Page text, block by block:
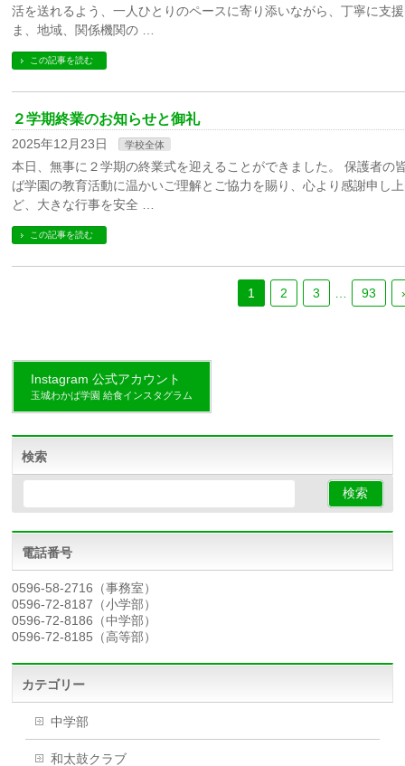
活を送れるよう、一人ひとりのペースに寄り添いながら、丁寧に支
ま、地域、関係機関の …
この記事を読む
２学期終業のお知らせと御礼
2025年12月23日 学校全体
本日、無事に２学期の終業式を迎えることができました。 保護者の
ば学園の教育活動に温かいご理解とご協力を賜り、心より感謝申し
ど、大きな行事を安全 …
この記事を読む
1 2 3 93
Instagram 公式アカウント
玉城わかば学園 給食インスタグラム
検索
電話番号
0596-58-2716（事務室）
0596-72-8187（小学部）
0596-72-8186（中学部）
0596-72-8185（高等部）
カテゴリー
中学部
和太鼓クラブ